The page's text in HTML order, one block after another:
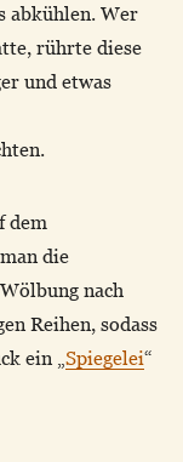
abkühlen. Wer
rührte diese
und etwas
dem
die
nach
Reihen, sodass
ein „ Spiegelei“